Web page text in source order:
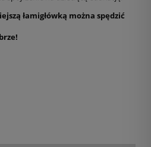
łamigłówką można spędzić